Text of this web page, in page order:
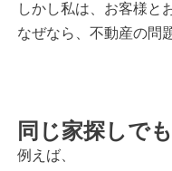
しかし私は、お客様と
なぜなら、不動産の問
同じ家探しで
例えば、